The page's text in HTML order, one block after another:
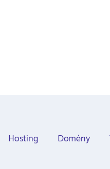
Hosting Domény